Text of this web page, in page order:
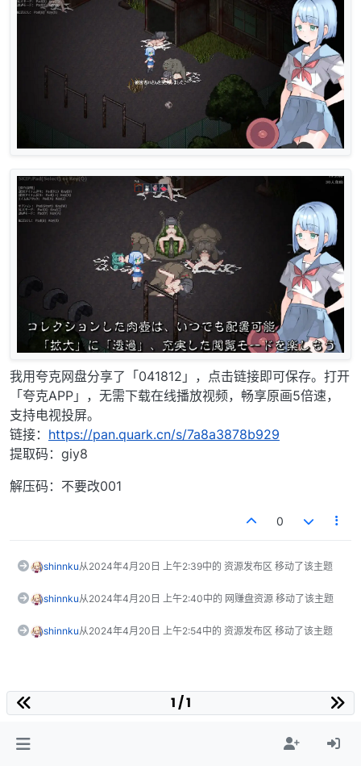
我用夸克网盘分享了「041812」，点击链接即可保存。打开
「夸克APP」，无需下载在线播放视频，畅享原画5倍速，
支持电视投屏。
链接： https://pan.quark.cn/s/7a8a3878b929
提取码：giy8
解压码：不要改001
0
shinnku从2024年4月20日 上午2:39中的 资源发布区 移动了该主题
shinnku从2024年4月20日 上午2:40中的 网赚盘资源 移动了该主题
shinnku从2024年4月20日 上午2:54中的 资源发布区 移动了该主题
1 / 1